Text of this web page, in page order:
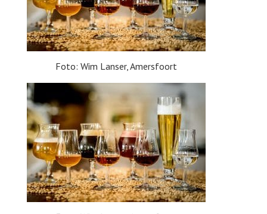
Foto: Wim Lanser, Amersfoort